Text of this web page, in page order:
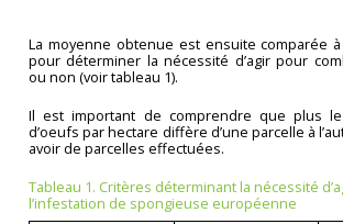
La moyenne obtenue est ensuite comparée
pour déterminer la nécessité d’agir pour
ou non (voir tableau 1).
Il est important de comprendre que plus
d’oeufs par hectare diffère d’une parcelle à
avoir de parcelles effectuées.
Tableau 1. Critères déterminant la nécessité
l’infestation de spongieuse européenne